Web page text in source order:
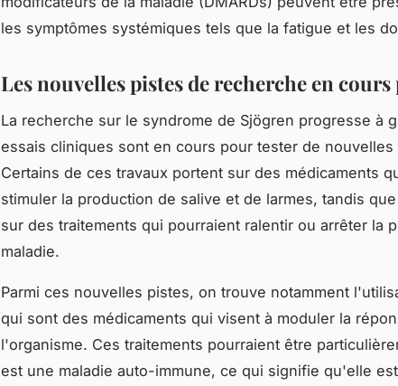
les symptômes systémiques tels que la fatigue et les
Les nouvelles pistes de recherche en cours
La recherche sur le syndrome de Sjögren progresse à
essais cliniques sont en cours pour tester de
Certains de ces travaux portent sur des médicaments
stimuler la production de salive et de larmes, tandis
sur des traitements qui pourraient ralentir ou arrêter la
maladie.
Parmi ces nouvelles pistes, on trouve notamment
qui sont des médicaments qui visent à moduler la
l'organisme. Ces traitements pourraient être
est une maladie auto-immune, ce qui signifie qu'elle